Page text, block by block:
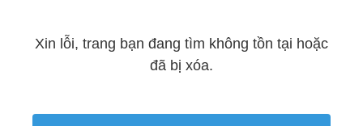
Xin lỗi, trang bạn đang tìm không tồn tại hoặc
đã bị xóa.